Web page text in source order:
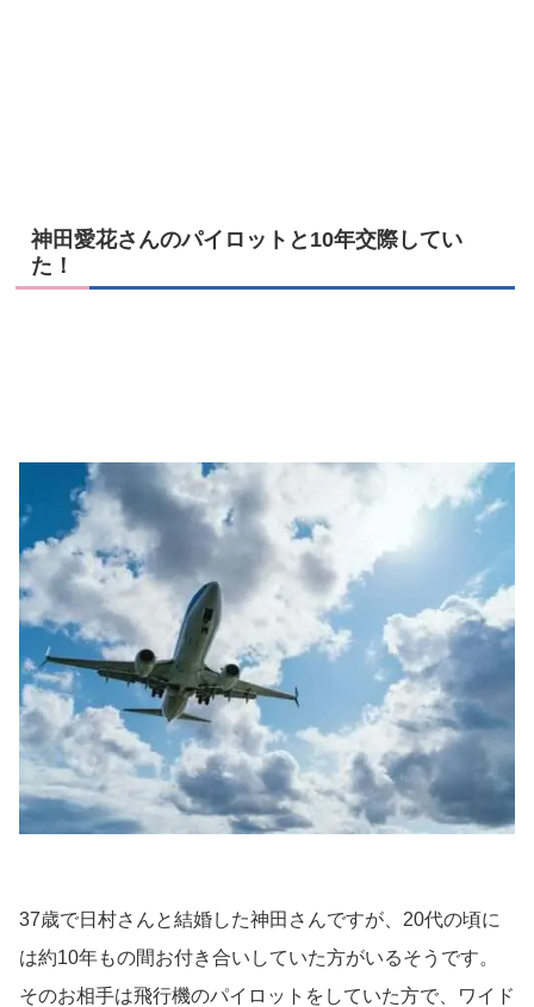
神田愛花さんのパイロットと10年交際してい
た！
37歳で日村さんと結婚した神田さんですが、20代の頃に
は約10年もの間お付き合いしていた方がいるそうです。
そのお相手は飛行機のパイロットをしていた方で、ワイド